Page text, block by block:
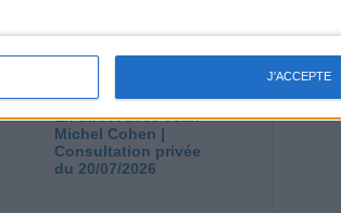
J'ACCEPTE
En direct avec Jean-
Michel Cohen |
Consultation privée
du 20/07/2026